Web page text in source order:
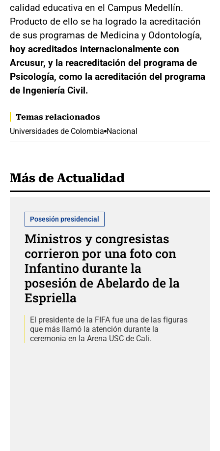
calidad educativa en el Campus Medellín.
Producto de ello se ha logrado la acreditación
de sus programas de Medicina y Odontología,
hoy acreditados internacionalmente con
Arcusur, y la reacreditación del programa de
Psicología, como la acreditación del programa
de Ingeniería Civil.
Temas relacionados
Universidades de Colombia Nacional
Más de Actualidad
Posesión presidencial
Ministros y congresistas
corrieron por una foto con
Infantino durante la
posesión de Abelardo de la
Espriella
El presidente de la FIFA fue una de las figuras
que más llamó la atención durante la
ceremonia en la Arena USC de Cali.